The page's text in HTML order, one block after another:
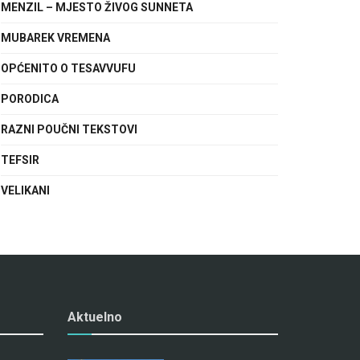
MENZIL – MJESTO ŽIVOG SUNNETA
MUBAREK VREMENA
OPĆENITO O TESAVVUFU
PORODICA
RAZNI POUČNI TEKSTOVI
TEFSIR
VELIKANI
Aktuelno